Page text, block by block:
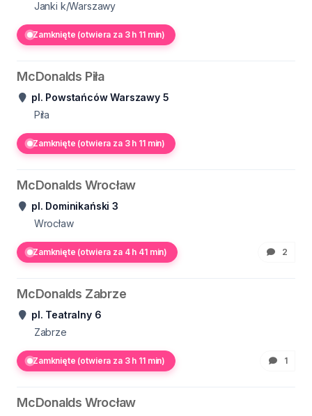
Janki k/Warszawy
Zamknięte (otwiera za 3 h 11 min)
McDonalds Piła
pl. Powstańców Warszawy 5
Piła
Zamknięte (otwiera za 3 h 11 min)
McDonalds Wrocław
pl. Dominikański 3
Wrocław
Zamknięte (otwiera za 4 h 41 min) 2
McDonalds Zabrze
pl. Teatralny 6
Zabrze
Zamknięte (otwiera za 3 h 11 min) 1
McDonalds Wrocław